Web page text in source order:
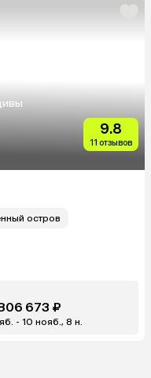
9.8
11 отзывов
остров
673 ₽
- 10 нояб., 8 н.